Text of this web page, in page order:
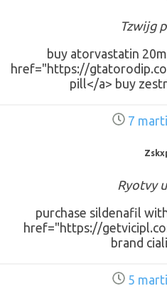
Tzwijg
buy atorvastatin
href="https://
pill</a> buy
7
Ryotvy
purchase sildenafil
href="https://
brand
5